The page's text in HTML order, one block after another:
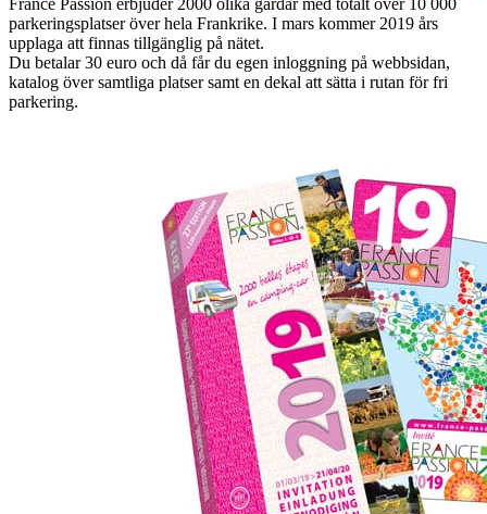
France Passion erbjuder 2000 olika gårdar med totalt över 10 000
parkeringsplatser över hela Frankrike. I mars kommer 2019 års
upplaga att finnas tillgänglig på nätet.
Du betalar 30 euro och då får du egen inloggning på webbsidan,
katalog över samtliga platser samt en dekal att sätta i rutan för fri
parkering.